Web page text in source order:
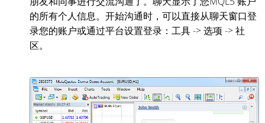
的所有个人信息。开始沟通时，可以直接从聊天窗口登
录您的账户或通过平台设置登录：工具 -> 选项 -> 社
区。